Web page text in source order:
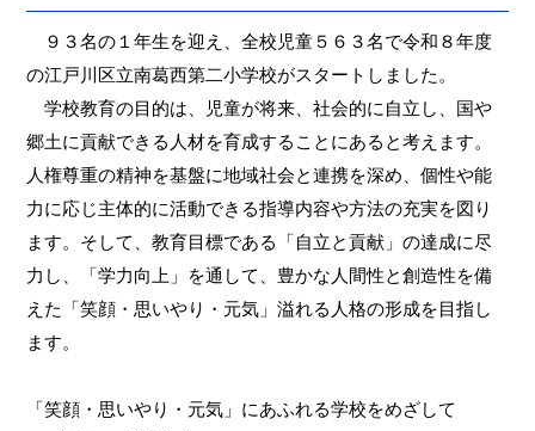
９３名の１年生を迎え、全校児童５６３名で令和８年度
の江戸川区立南葛西第二小学校がスタートしました。
学校教育の目的は、児童が将来、社会的に自立し、国や
郷土に貢献できる人材を育成することにあると考えます。
人権尊重の精神を基盤に地域社会と連携を深め、個性や能
力に応じ主体的に活動できる指導内容や方法の充実を図り
ます。そして、教育目標である「自立と貢献」の達成に尽
力し、「学力向上」を通して、豊かな人間性と創造性を備
えた「笑顔・思いやり・元気」溢れる人格の形成を目指し
ます。
「笑顔・思いやり・元気」にあふれる学校をめざして